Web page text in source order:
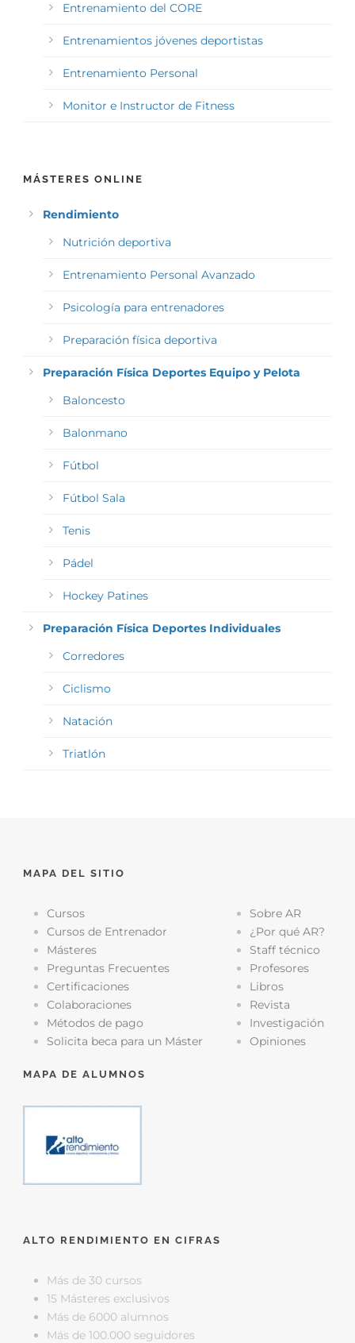
Entrenamiento del CORE
Entrenamientos jóvenes deportistas
Entrenamiento Personal
Monitor e Instructor de Fitness
MÁSTERES ONLINE
Rendimiento
Nutrición deportiva
Entrenamiento Personal Avanzado
Psicología para entrenadores
Preparación física deportiva
Preparación Física Deportes Equipo y Pelota
Baloncesto
Balonmano
Fútbol
Fútbol Sala
Tenis
Pádel
Hockey Patines
Preparación Física Deportes Individuales
Corredores
Ciclismo
Natación
Triatlón
MAPA DEL SITIO
Cursos
Cursos de Entrenador
Másteres
Preguntas Frecuentes
Certificaciones
Colaboraciones
Métodos de pago
Solicita beca para un Máster
Sobre AR
¿Por qué AR?
Staff técnico
Profesores
Libros
Revista
Investigación
Opiniones
MAPA DE ALUMNOS
ALTO RENDIMIENTO EN CIFRAS
Más de 30 cursos
15 Másteres exclusivos
Más de 6000 alumnos
Más de 100.000 seguidores